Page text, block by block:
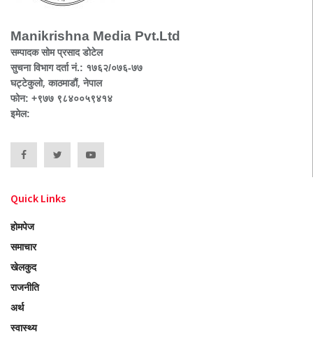
Manikrishna Media Pvt.Ltd
सम्पादक सोम प्रसाद डोटेल
सुचना विभाग दर्ता नं.: १७६२/०७६-७७
घट्टेकुलो, काठमाडौं, नेपाल
फोन: +९७७ ९८४००५९४१४
इमेल:
Quick Links
होमपेज
समाचार
खेलकुद
राजनीति
अर्थ
स्वास्थ्य